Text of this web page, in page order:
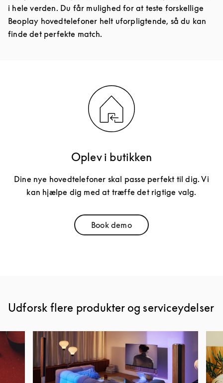
i hele verden. Du får mulighed for at teste forskellige
Beoplay hovedtelefoner helt uforpligtende, så du kan
finde det perfekte match.
Oplev i butikken
Dine nye hovedtelefoner skal passe perfekt til dig. Vi
kan hjælpe dig med at træffe det rigtige valg.
Book demoLink Opens in New Tab
Udforsk flere produkter og serviceydelser